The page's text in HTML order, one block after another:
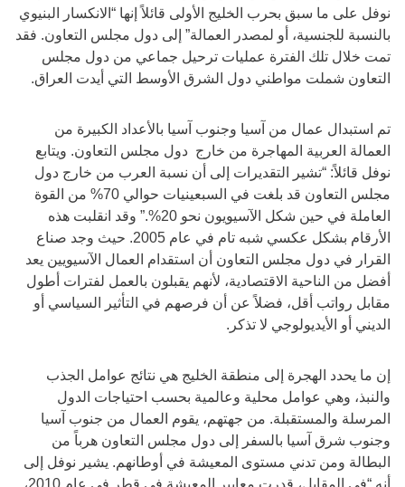
نوفل على ما سبق بحرب الخليج الأولى قائلاً إنها “الانكسار البنيوي
بالنسبة للجنسية، أو لمصدر العمالة” إلى دول مجلس التعاون. فقد
تمت خلال تلك الفترة عمليات ترحيل جماعي من دول مجلس
التعاون شملت مواطني دول الشرق الأوسط التي أيدت العراق.
تم استبدال عمال من آسيا وجنوب آسيا بالأعداد الكبيرة من
العمالة العربية المهاجرة من خارج دول مجلس التعاون. ويتابع
نوفل قائلاً: “تشير التقديرات إلى أن نسبة العرب من خارج دول
مجلس التعاون قد بلغت في السبعينيات حوالي 70% من القوة
العاملة في حين شكل الآسيويون نحو 20%.” وقد انقلبت هذه
الأرقام بشكل عكسي شبه تام في عام 2005. حيث وجد صناع
القرار في دول مجلس التعاون أن استقدام العمال الآسيويين يعد
أفضل من الناحية الاقتصادية، لأنهم يقبلون بالعمل لفترات أطول
مقابل رواتب أقل، فضلاً عن أن فرصهم في التأثير السياسي أو
الديني أو الأيديولوجي لا تذكر.
إن ما يحدد الهجرة إلى منطقة الخليج هي نتائج عوامل الجذب
والنبذ، وهي عوامل محلية وعالمية بحسب احتياجات الدول
المرسلة والمستقبلة. من جهتهم، يقوم العمال من جنوب آسيا
وجنوب شرق آسيا بالسفر إلى دول مجلس التعاون هرباً من
البطالة ومن تدني مستوى المعيشة في أوطانهم. يشير نوفل إلى
أنه “في المقابل، قدرت معايير المعيشة في قطر في عام 2010،